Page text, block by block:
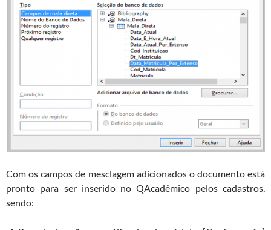
Com os campos de mesclagem adicionados o documento está
pronto para ser inserido no QAcadêmico pelos cadastros,
sendo: